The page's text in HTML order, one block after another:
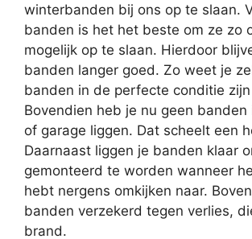
winterbanden bij ons op te slaan.
banden is het het beste om ze zo
mogelijk op te slaan. Hierdoor
banden langer goed. Zo weet je
banden in de perfecte conditie
Bovendien heb je nu geen banden
of garage liggen. Dat scheelt een
Daarnaast liggen je banden klaar
gemonteerd te worden wanneer
hebt nergens omkijken naar.
banden verzekerd tegen verlies,
brand.